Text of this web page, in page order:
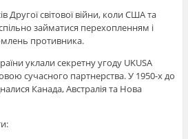
Другої світової війни, коли США та
займатися перехопленням і
противника.
уклали секретну угоду UKUSA
сучасного партнерства. У 1950-х до
Канада, Австралія та Нова